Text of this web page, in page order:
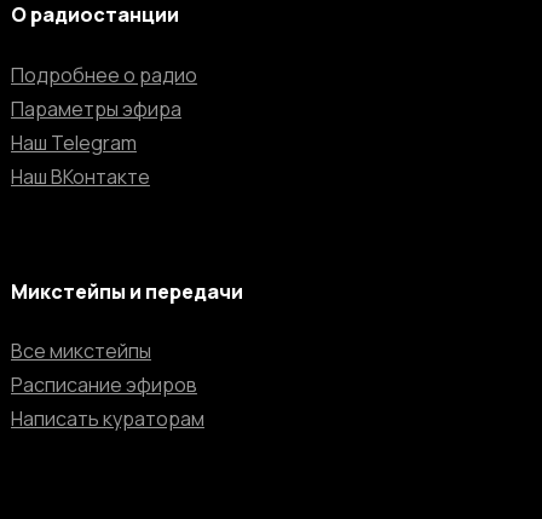
О радиостанции
Подробнее о радио
Параметры эфира
Наш Telegram
Наш ВКонтакте
Микстейпы и передачи
Все микстейпы
Расписание эфиров
Написать кураторам